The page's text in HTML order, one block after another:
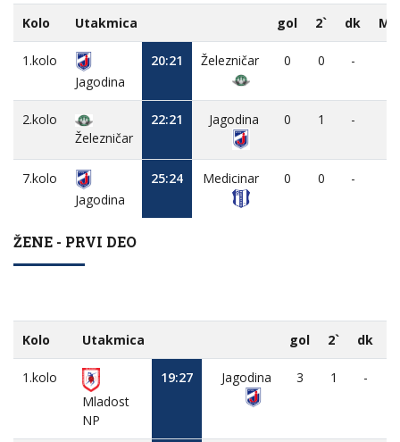
Kolo Utakmica gol 2` dk
1.kolo
Jagodina
20:21 Železničar 0 0 -
2.kolo
Železničar
22:21 Jagodina 0 1 -
7.kolo
Jagodina
25:24 Medicinar 0 0 -
ŽENE - PRVI DEO
Kolo Utakmica gol 2` dk
1.kolo
Mladost
NP
19:27 Jagodina 3 1 -